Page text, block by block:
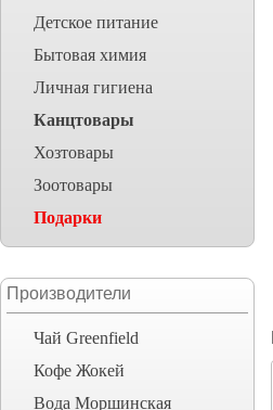
Детское питание
Бытовая химия
Личная гигиена
Канцтовары
Хозтовары
Зоотовары
Подарки
Производители
Чай Greenfield
Кофе Жокей
Вода Моршинская